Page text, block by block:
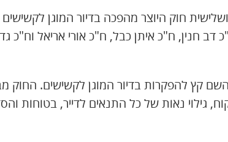
שניה ושלישית חוק היוצר מהפכה בדיור המוגן
חנין, ח"כ איתן כבל, ח"כ אורי אריאל וח"כ
קץ להפקרות בדיור המוגן לקשישים. החוק
גילוי נאות של כל התנאים לדייר, בטוחות